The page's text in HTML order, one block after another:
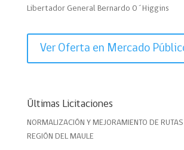
Libertador General Bernardo O´Higgins
Ver Oferta en Mercado
Últimas Licitaciones
NORMALIZACIÓN Y MEJORAMIENTO DE RUTAS
REGIÓN DEL MAULE